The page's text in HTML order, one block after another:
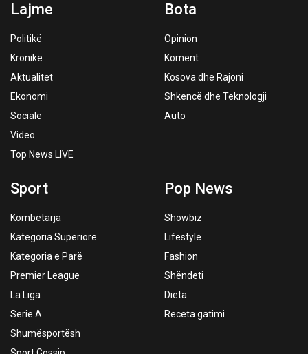
Lajme
Politikë
Kronikë
Aktualitet
Ekonomi
Sociale
Video
Top News LIVE
Bota
Opinion
Koment
Kosova dhe Rajoni
Shkencë dhe Teknologji
Auto
Sport
Kombëtarja
Kategoria Superiore
Kategoria e Parë
Premier League
La Liga
Serie A
Shumësportësh
Pop News
Showbiz
Lifestyle
Fashion
Shëndeti
Dieta
Receta gatimi